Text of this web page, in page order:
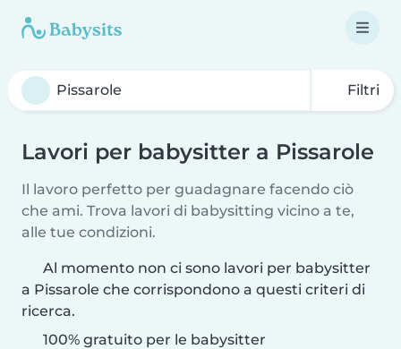
Filtri
Lavori per babysitter a Pissarole
Il lavoro perfetto per guadagnare facendo ciò
che ami. Trova lavori di babysitting vicino a te,
alle tue condizioni.
Al momento non ci sono lavori per babysitter
a Pissarole che corrispondono a questi criteri di
ricerca.
100% gratuito per le babysitter